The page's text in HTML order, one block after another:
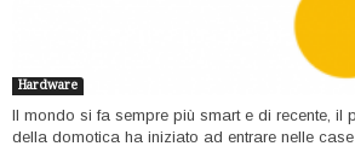
Hardware
Il mondo si fa sempre più smart e di recente, il
della domotica ha iniziato ad entrare nelle case